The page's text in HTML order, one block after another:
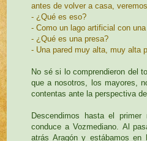
antes de volver a casa,
- ¿Qué es eso?
- Como un lago artificial con
- ¿Qué es una presa?
- Una pared muy alta, muy alta
No sé si lo comprendieron del
que a nosotros, los mayores,
contentas ante la perspectiva
Descendimos hasta el
conduce a Vozmediano. Al
atrás Aragón y estábamos